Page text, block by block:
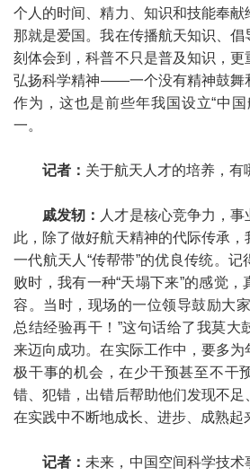
个人的时间、精力、知识和技能奉献
那就是爱国。我在传播航天知识、
刻体会到，科普不只是普及知识，更
弘扬科学精神——一个没有精神鼓舞
作为，这也是前些年我国设立“中
一。
记者： 关于航天人才的培养，有
戚发轫： 人才是核心竞争力，
此，除了做好航天精神的代际传承
一代航天人“传帮带”的优良传统。
败时，我有一种“天塌下来”的感觉
容。当时，现场的一位领导鼓励大
总结经验再干！”这句话给了我莫大
来迈向成功。在实际工作中，要多
极干事的机会，在少干预甚至不干
错、犯错，出错后帮助他们发现不足
在实践中不断地成长、进步、成熟起
记者： 未来，中国空间科学技